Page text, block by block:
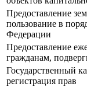
Предоставление
пользование в
Федерации
Предоставление
гражданам,
Государственный
регистрация прав